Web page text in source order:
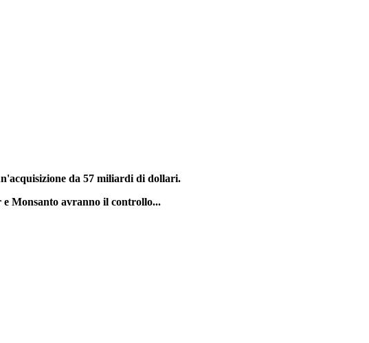
da 57 miliardi di dollari.
e Monsanto avranno il controllo...